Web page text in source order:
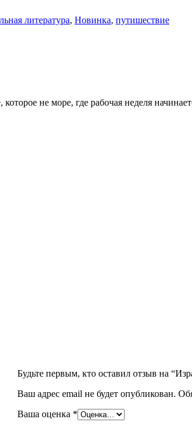
литература, Новинка, путишествие
не море, где рабочая неделя
Будьте первым, кто оставил отзыв на
Ваш адрес email не будет опубликован.
Ваша оценка *